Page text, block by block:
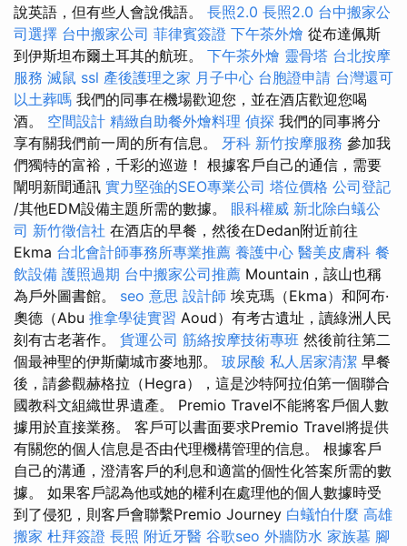
說英語，但有些人會說俄語。 長照2.0 長照2.0 台中搬家公
司選擇 台中搬家公司 菲律賓簽證 下午茶外燴 從布達佩斯
到伊斯坦布爾土耳其的航班。 下午茶外燴 靈骨塔 台北按摩
服務 滅鼠 ssl 產後護理之家 月子中心 台胞證申請 台灣還可
以土葬嗎 我們的同事在機場歡迎您，並在酒店歡迎您喝
酒。 空間設計 精緻自助餐外燴料理 偵探 我們的同事將分
享有關我們前一周的所有信息。 牙科 新竹按摩服務 參加我
們獨特的富裕，千彩的巡遊！ 根據客戶自己的通信，需要
闡明新聞通訊 實力堅強的SEO專業公司 塔位價格 公司登記
/其他EDM設備主題所需的數據。 眼科權威 新北除白蟻公
司 新竹徵信社 在酒店的早餐，然後在Dedan附近前往
Ekma 台北會計師事務所專業推薦 養護中心 醫美皮膚科 餐
飲設備 護照過期 台中搬家公司推薦 Mountain，該山也稱
為戶外圖書館。 seo 意思 設計師 埃克瑪（Ekma）和阿布·
奧德（Abu 推拿學徒實習 Aoud）有考古遺址，讀綠洲人民
刻有古老著作。 貨運公司 筋絡按摩技術專班 然後前往第二
個最神聖的伊斯蘭城市麥地那。 玻尿酸 私人居家清潔 早餐
後，請參觀赫格拉（Hegra），這是沙特阿拉伯第一個聯合
國教科文組織世界遺產。 Premio Travel不能將客戶個人數
據用於直接業務。 客戶可以書面要求Premio Travel將提供
有關您的個人信息是否由代理機構管理的信息。 根據客戶
自己的溝通，澄清客戶的利息和適當的個性化答案所需的數
據。 如果客戶認為他或她的權利在處理他的個人數據時受
到了侵犯，則客戶會聯繫Premio Journey 白蟻怕什麼 高雄
搬家 杜拜簽證 長照 附近牙醫 谷歌seo 外牆防水 家族墓 腳